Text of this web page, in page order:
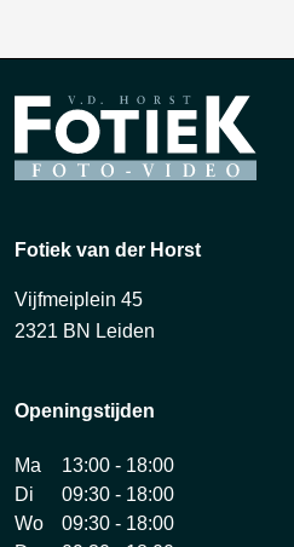
Fotiek van der Horst
Vijfmeiplein 45
2321 BN Leiden
Openingstijden
Ma
13:00 - 18:00
Di
09:30 - 18:00
Wo
09:30 - 18:00